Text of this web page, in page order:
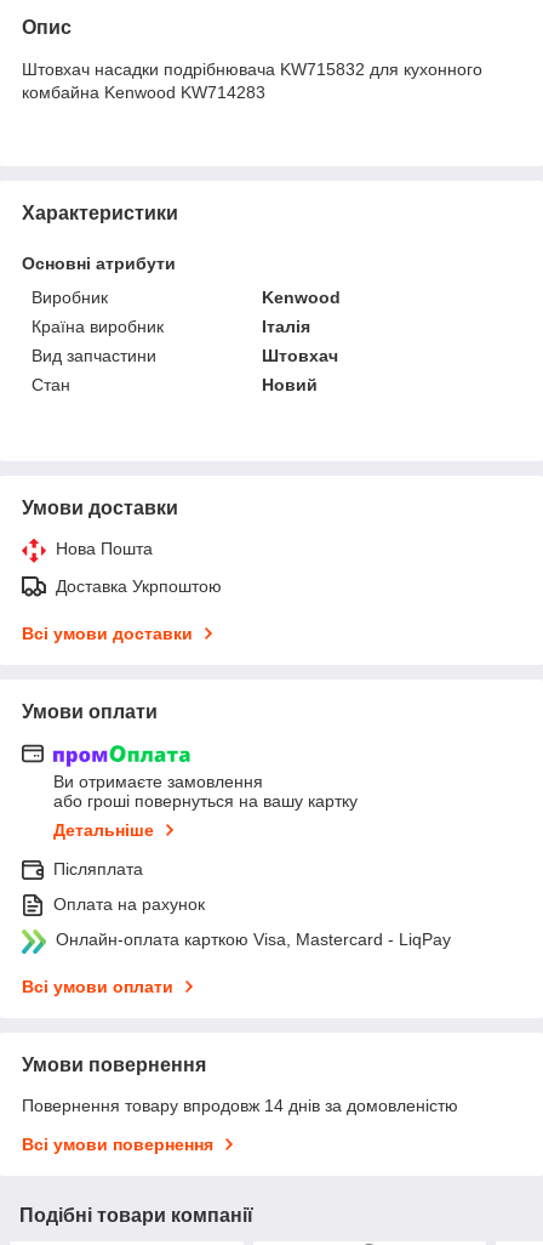
Опис
Штовхач насадки подрібнювача KW715832 для кухонного
комбайна Kenwood KW714283
Характеристики
Основні атрибути
Виробник
Kenwood
Країна виробник
Італія
Вид запчастини
Штовхач
Стан
Новий
Умови доставки
Нова Пошта
Доставка Укрпоштою
Всі умови доставки
Умови оплати
Ви отримаєте замовлення
або гроші повернуться на вашу картку
Детальніше
Післяплата
Оплата на рахунок
Онлайн-оплата карткою Visa, Mastercard - LiqPay
Всі умови оплати
Умови повернення
Повернення товару впродовж 14 днів за домовленістю
Всі умови повернення
Подібні товари компанії